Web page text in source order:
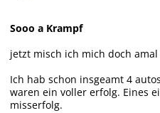
Sooo a Krampf
jetzt misch ich mich doch amal
Ich hab schon insgeamt 4
waren ein voller erfolg. Eines
misserfolg.